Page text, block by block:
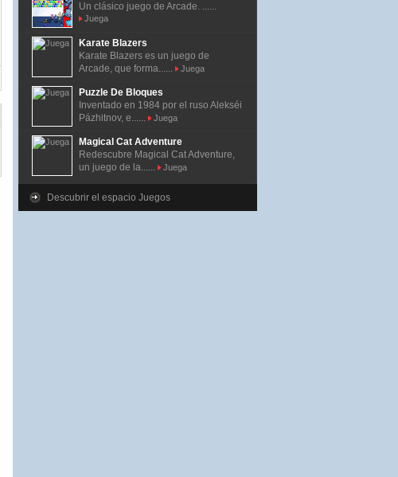
Un clásico juego de Arcade. ......
Juega
Karate Blazers
Karate Blazers es un juego de
Arcade, que forma......
Juega
Puzzle De Bloques
Inventado en 1984 por el ruso Alekséi
Pázhitnov, e......
Juega
Magical Cat Adventure
Redescubre Magical Cat Adventure,
un juego de la......
Juega
Descubrir el espacio Juegos